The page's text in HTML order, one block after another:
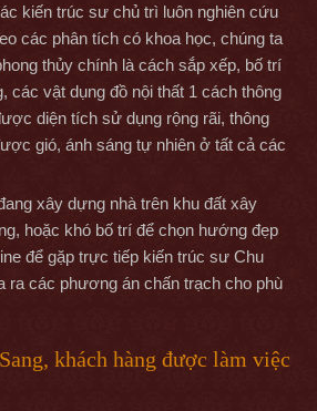
kiến trúc sư chủ trì luôn nghiên cứu
các phân tích có khoa học, chúng ta
thủy chính là cách sắp xếp, bố trí
các vật dụng đồ nội thất 1 cách thông
diện tích sử dụng rộng rãi, thông
gió, ánh sáng tự nhiên ở tất cả các
xây dựng nhà trên khu đất xây
hoặc khó bố trí để chọn hướng đẹp
để gặp trực tiếp kiến trúc sư Chu
ra các phương án chấn trạch cho phù
khách hàng được làm việc